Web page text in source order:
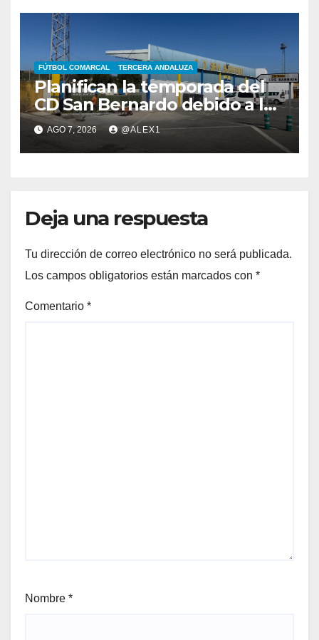
FÚTBOL COMARCAL TERCERA ANDALUZA
Planifican la temporada del
CD San Bernardo debido a las
importantes obras de
reforma en el ‘Alberto
Umbría’
AGO 7, 2026 @ALEX1
Deja una respuesta
Tu dirección de correo electrónico no será publicada.
Los campos obligatorios están marcados con *
Comentario *
Nombre *